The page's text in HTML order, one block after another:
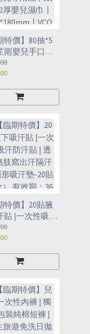
特價】80抽*5
雨嬰兒手口濕
生兒嬰幼兒專
紙丨加厚嬰兒
特價】20貼腋
貼 |一次性吸汗
| 透氣胳肢窩出
薄隱形吸汗
個月（VBX）